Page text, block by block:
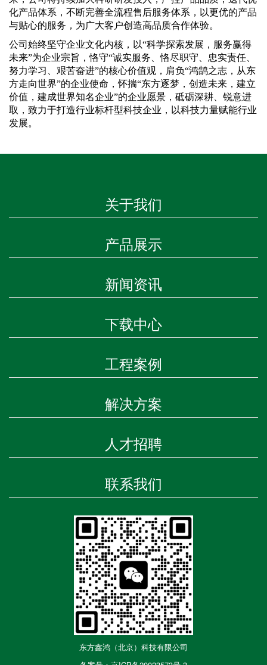
化产品体系，不断完善全流程售后服务体系，以更优的产品
与贴心的服务，为广大客户创造高品质合作体验。
公司始终坚守企业文化内核，以“科学探索发展，服务赢得
未来”为企业宗旨，恪守“诚实服务、恪尽职守、忠实责任、
努力学习、艰苦奋进”的核心价值观，肩负“鸿鹄之志，从东
方走向世界”的企业使命，怀揣“东方逐梦，创造未来，建立
价值，建成世界知名企业”的企业愿景，砥砺深耕、锐意进
取，致力于打造行业标杆型科技企业，以科技力量赋能行业
发展。
关于我们
产品展示
新闻资讯
下载中心
工程案例
解决方案
人才招聘
联系我们
东方鑫鸿（北京）科技有限公司